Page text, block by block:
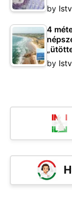
by
4
by